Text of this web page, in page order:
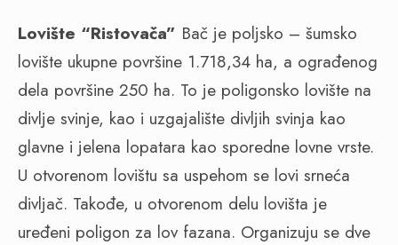
Lovište “Ristovača” Bač je poljsko – šumsko
lovište ukupne površine 1.718,34 ha, a ograđenog
dela površine 250 ha. To je poligonsko lovište na
divlje svinje, kao i uzgajalište divljih svinja kao
glavne i jelena lopatara kao sporedne lovne vrste.
U otvorenom lovištu sa uspehom se lovi srneća
divljač. Takođe, u otvorenom delu lovišta je
uređeni poligon za lov fazana. Organizuju se dve